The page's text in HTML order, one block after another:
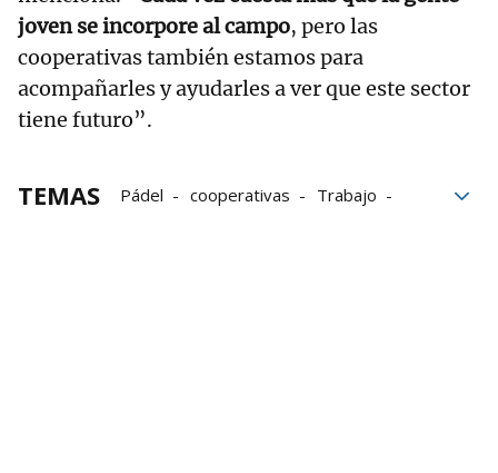
joven se incorpore al campo, pero las
cooperativas también estamos para
acompañarles y ayudarles a ver que este sector
tiene futuro”.
TEMAS Pádel cooperativas
Trabajo